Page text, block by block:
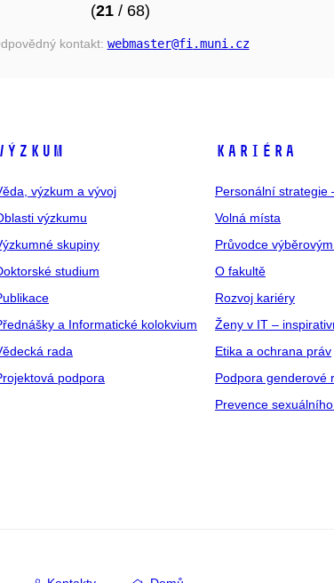
(21/ 68)
kontakt: webmaster@fi .muni .cz
výzkum a vývoj
výzkumu
skupiny
studium
a Informatické kolokvium
rada
podpora
KARIÉRA
Personální strategie
Volná místa
Průvodce
O fakultě
Rozvoj kariéry
Ženy v IT –
Etika a ochrana práv
Podpora genderové
Prevence